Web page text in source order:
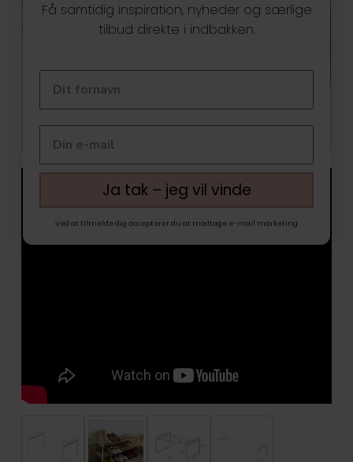
Få samtidig inspiration, nyheder og særlige
tilbud direkte i indbakken.
Ja tak – jeg vil vinde
Ved at tilmelde dig accepterer du at modtage e-mail marketing